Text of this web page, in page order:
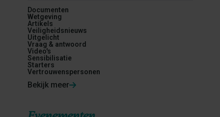
Documenten
Wetgeving
Artikels
Veiligheidsnieuws
Uitgelicht
Vraag & antwoord
Video's
Sensibilisatie
Starters
Vertrouwenspersonen
Bekijk meer